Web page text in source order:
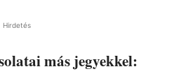
Hirdetés
más jegyekkel: